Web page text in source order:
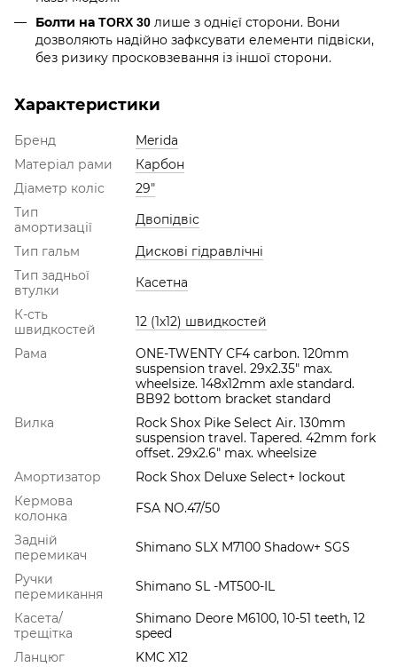
Болти на TORX 30 лише з однієї сторони. Вони
дозволяють надійно зафксувати елементи підвіски,
без ризику просковзевання із іншої сторони.
Характеристики
Бренд
Merida
Матеріал рами
Карбон
Діаметр коліс
29"
Тип
амортизації
Двопідвіс
Тип гальм
Дискові гідравлічні
Тип задньої
втулки
Касетна
К-сть
швидкостей
12 (1х12) швидкостей
Рама
ONE-TWENTY CF4 carbon. 120mm
suspension travel. 29x2.35" max.
wheelsize. 148x12mm axle standard.
BB92 bottom bracket standard
Вилка
Rock Shox Pike Select Air. 130mm
suspension travel. Tapered. 42mm fork
offset. 29x2.6" max. wheelsize
Амортизатор
Rock Shox Deluxe Select+ lockout
Кермова
колонка
FSA NO.47/50
Задній
перемикач
Shimano SLX M7100 Shadow+ SGS
Ручки
перемикання
Shimano SL -MT500-IL
Касета/
трещітка
Shimano Deore M6100, 10-51 teeth, 12
speed
Ланцюг
KMC X12